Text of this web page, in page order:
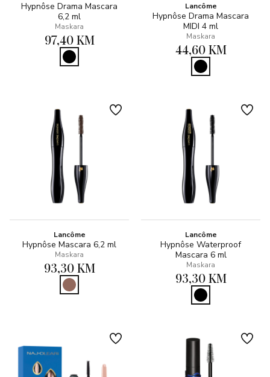
Hypnôse Drama Mascara
6,2 ml
Maskara
97,40 KM
Lancôme
Hypnôse Drama Mascara
MIDI 4 ml
Maskara
44,60 KM
Lancôme
Hypnôse Mascara 6,2 ml
Maskara
93,30 KM
Lancôme
Hypnôse Waterproof
Mascara 6 ml
Maskara
93,30 KM